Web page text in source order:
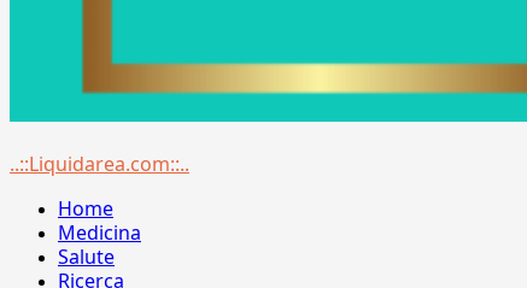
Menu
..::Liquidarea.com::..
Home
Medicina
Salute
Ricerca